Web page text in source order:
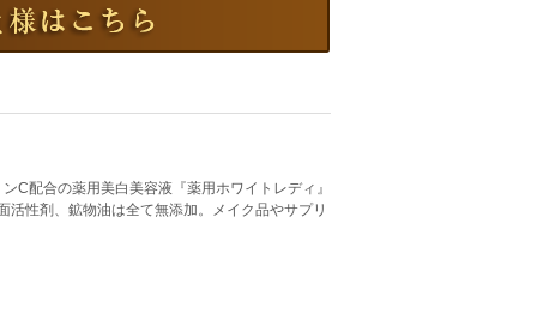
C配合の薬用美白美容液『薬用ホワイトレディ』
性剤、鉱物油は全て無添加。メイク品やサプリ